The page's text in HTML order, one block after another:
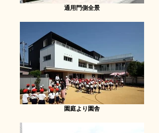
通用門側全景
園庭より園舎